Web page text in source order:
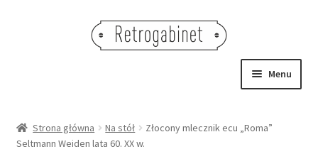
Menu
OBRAZY
Strona główna Na stół
Złocony mlecznik ecu „Roma”
Seltmann Weiden lata 60. XX w.